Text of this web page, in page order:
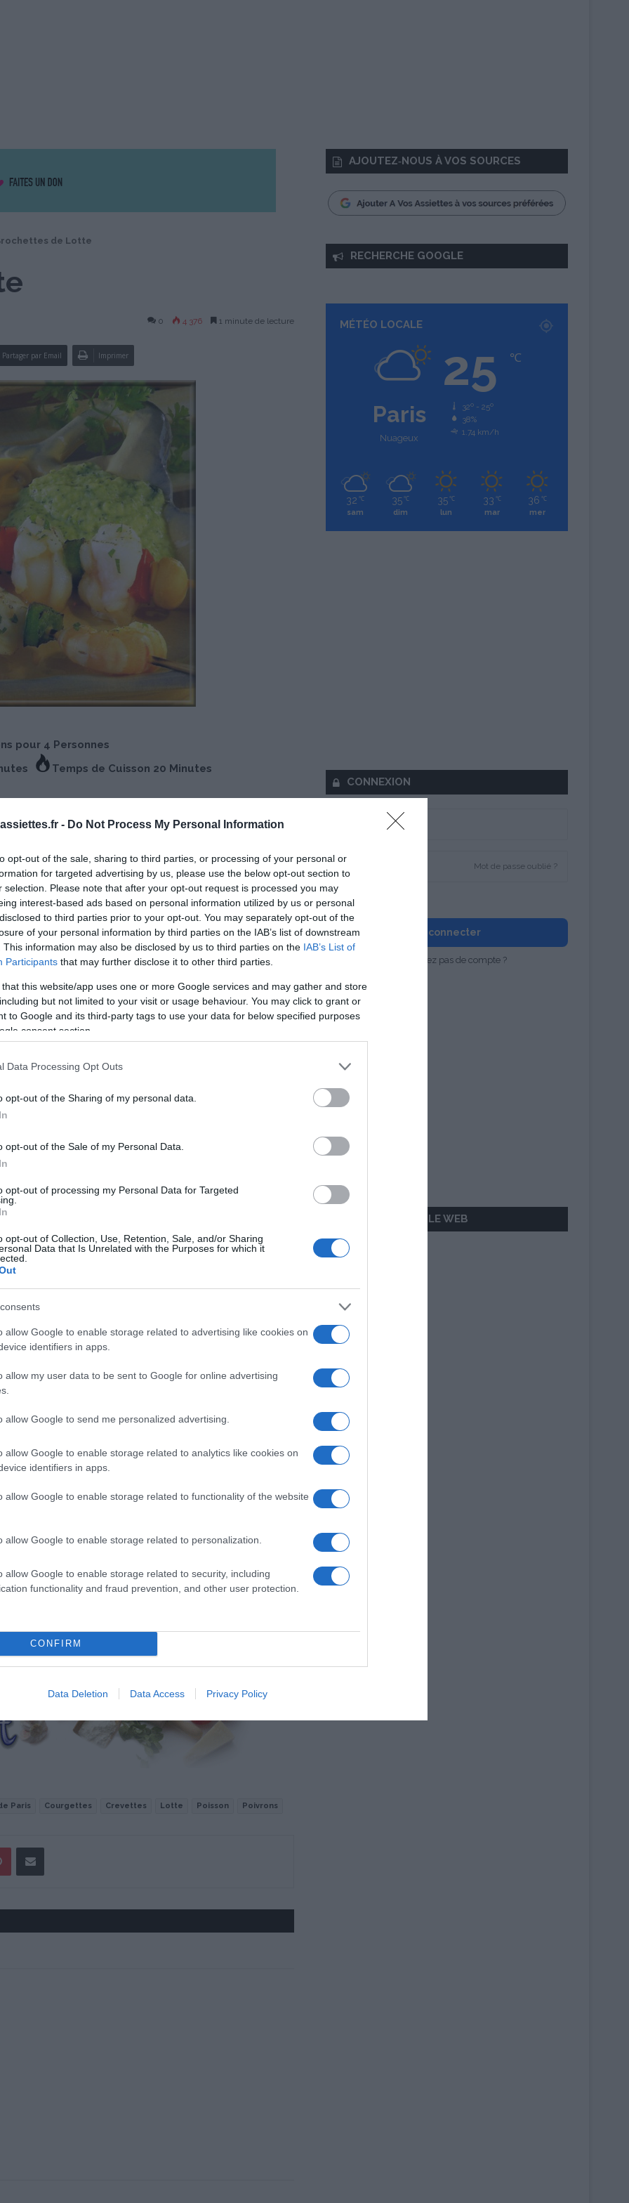
- Do Not Process My Personal Information
opt-out of the sale, sharing to third parties, or processing of your personal or
for targeted advertising by us, please use the below opt-out section to
selection. Please note that after your opt-out request is processed you may
interest-based ads based on personal information utilized by us or personal
to third parties prior to your opt-out. You may separately opt-out of the
of your personal information by third parties on the IAB’s list of downstream
This information may also be disclosed by us to third parties on the IAB’s List of
Participants that may further disclose it to other third parties.
that this website/app uses one or more Google services and may gather and store
but not limited to your visit or usage behaviour. You may click to grant or
to Google and its third-party tags to use your data for below specified purposes
consent section.
Data Processing Opt Outs
opt-out of the Sharing of my personal data.
opt-out of the Sale of my Personal Data.
opt-out of processing my Personal Data for Targeted
opt-out of Collection, Use, Retention, Sale, and/or Sharing
Data that Is Unrelated with the Purposes for which it
allow Google to enable storage related to advertising like cookies on
identifiers in apps.
allow my user data to be sent to Google for online advertising
allow Google to send me personalized advertising.
allow Google to enable storage related to analytics like cookies on
identifiers in apps.
allow Google to enable storage related to functionality of the website
allow Google to enable storage related to personalization.
allow Google to enable storage related to security, including
functionality and fraud prevention, and other user protection.
CONFIRM
Data Deletion Data Access Privacy Policy
de Lotte
0 4 376 1 minute de lecture
Partager par Email Imprimer
pour 4 Personnes
Temps de Cuisson 20 Minutes
cuire dans un cuit-vapeur 15 minutes (ou dans un auto-
ou 3 minutes à l'eau bouillante.
lotte coupés en gros cubes, pour qu'ils rejettent leur eau.
de lotte, 1 bouquet, 1 champignon entier, 1 dé de poivron.
au chaud dans le four.
de beurre , saler, poivrer. Réserver.
1 cuillerée de fromage blanc. Réduire ce mélange à
de courgette, champignons émincés. Ajouter jus de
Paris Courgettes Crevettes Lotte Poisson Poivrons
AJOUTEZ‑NOUS À VOS SOURCES
RECHERCHE GOOGLE
MÉTÉO LOCALE
Paris
Nuageux
25 ℃
32º - 25º
38%
1.74 km/h
32 ℃
sam
35 ℃
dim
35 ℃
lun
33 ℃
mar
36 ℃
mer
CONNEXION
Mot de passe oublié ?
Se souvenir de moi
Se connecter
Vous n'avez pas de compte ?
AILLEURS SUR LE WEB